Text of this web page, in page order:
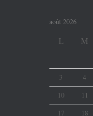
août 2026
L M
3
4
10
11
17
18